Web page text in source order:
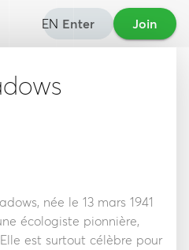
EN Enter Join
née le 13 mars 1941
écologiste pionnière,
est surtout célèbre pour